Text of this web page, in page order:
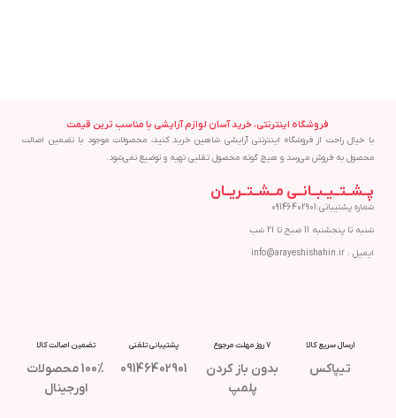
فروشگاه اینترنتی، خرید آسان لوازم آرایشی با مناسب ترین قیمت
با خیال راحت از فروشگاه اینترنتی آرایشی شاهین خرید کنید، محصولات موجود با تضمین اصالت
محصول به فروش می‌رسد و هیچ گونه محصول تقلبی تهیه و توضیع نمی‌شود.
پــشــتــیــبــانــی مــشــتــریــان
شماره پشتیبانی:09146402901
شنبه تا پنجشنبه 11 صبح تا 21 شب
ایمیل : info@arayeshishahin.ir
ارسال سریع کالا
تیپاکس
7 روز مهلت مرجوع
بدون باز کردن
پلمپ
پشتیبانی تلفنی
09146402901
تضمین اصالت کالا
100% محصولات
اورجینال